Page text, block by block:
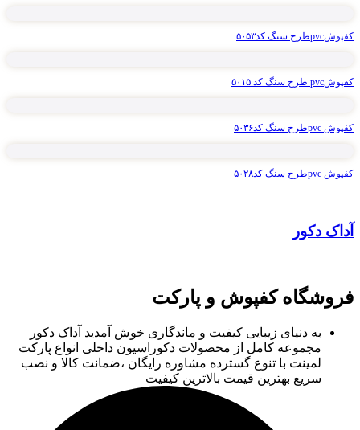
کفپوشpvcطرح سنگ کد۵۰۵۳
کفپوشpvc طرح سنگ کد ۵۰۱۵
کفپوش pvcطرح سنگ کد۵۰۳۶
کفپوش pvcطرح سنگ کد۵۰۲۸
آداک دکور
فروشگاه کفپوش و پارکت
به دنیای زیبایی کیفیت و ماندگاری خوش آمدید آداک دکور
مجموعه کامل از محصولات دکوراسیون داخلی انواع پارکت
لمینت با تنوع گسترده مشاوره رایگان ،ضمانت کالا و نصب
سریع بهترین قیمت بالاترین کیفیت